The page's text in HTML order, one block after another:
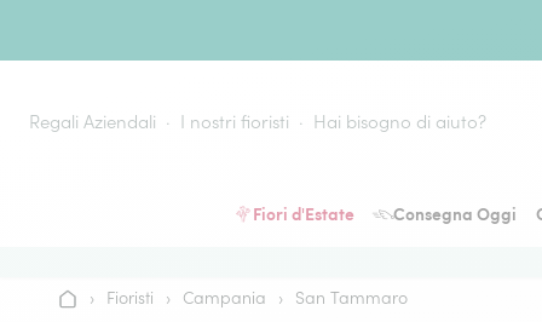
Regali Aziendali I nostri fioristi Hai bisogno di aiuto?
Fiori d'Estate Consegna Oggi
Home› Fioristi › Campania › San Tammaro